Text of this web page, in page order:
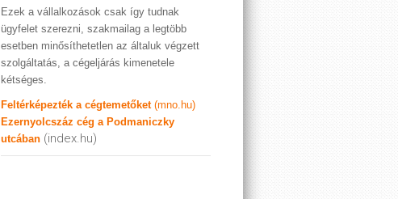
Ezek a vállalkozások csak így tudnak
ügyfelet szerezni, szakmailag a legtöbb
esetben minősíthetetlen az általuk végzett
szolgáltatás, a cégeljárás kimenetele
kétséges.
Feltérképezték a cégtemetőket (mno.hu)
Ezernyolcszáz cég a Podmaniczky
utcában (index.hu)